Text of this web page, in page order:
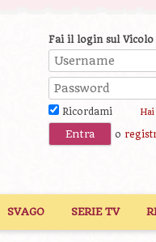
Fai il login sul Vicolo
Ricordami
o
SVAGO SERIE TV